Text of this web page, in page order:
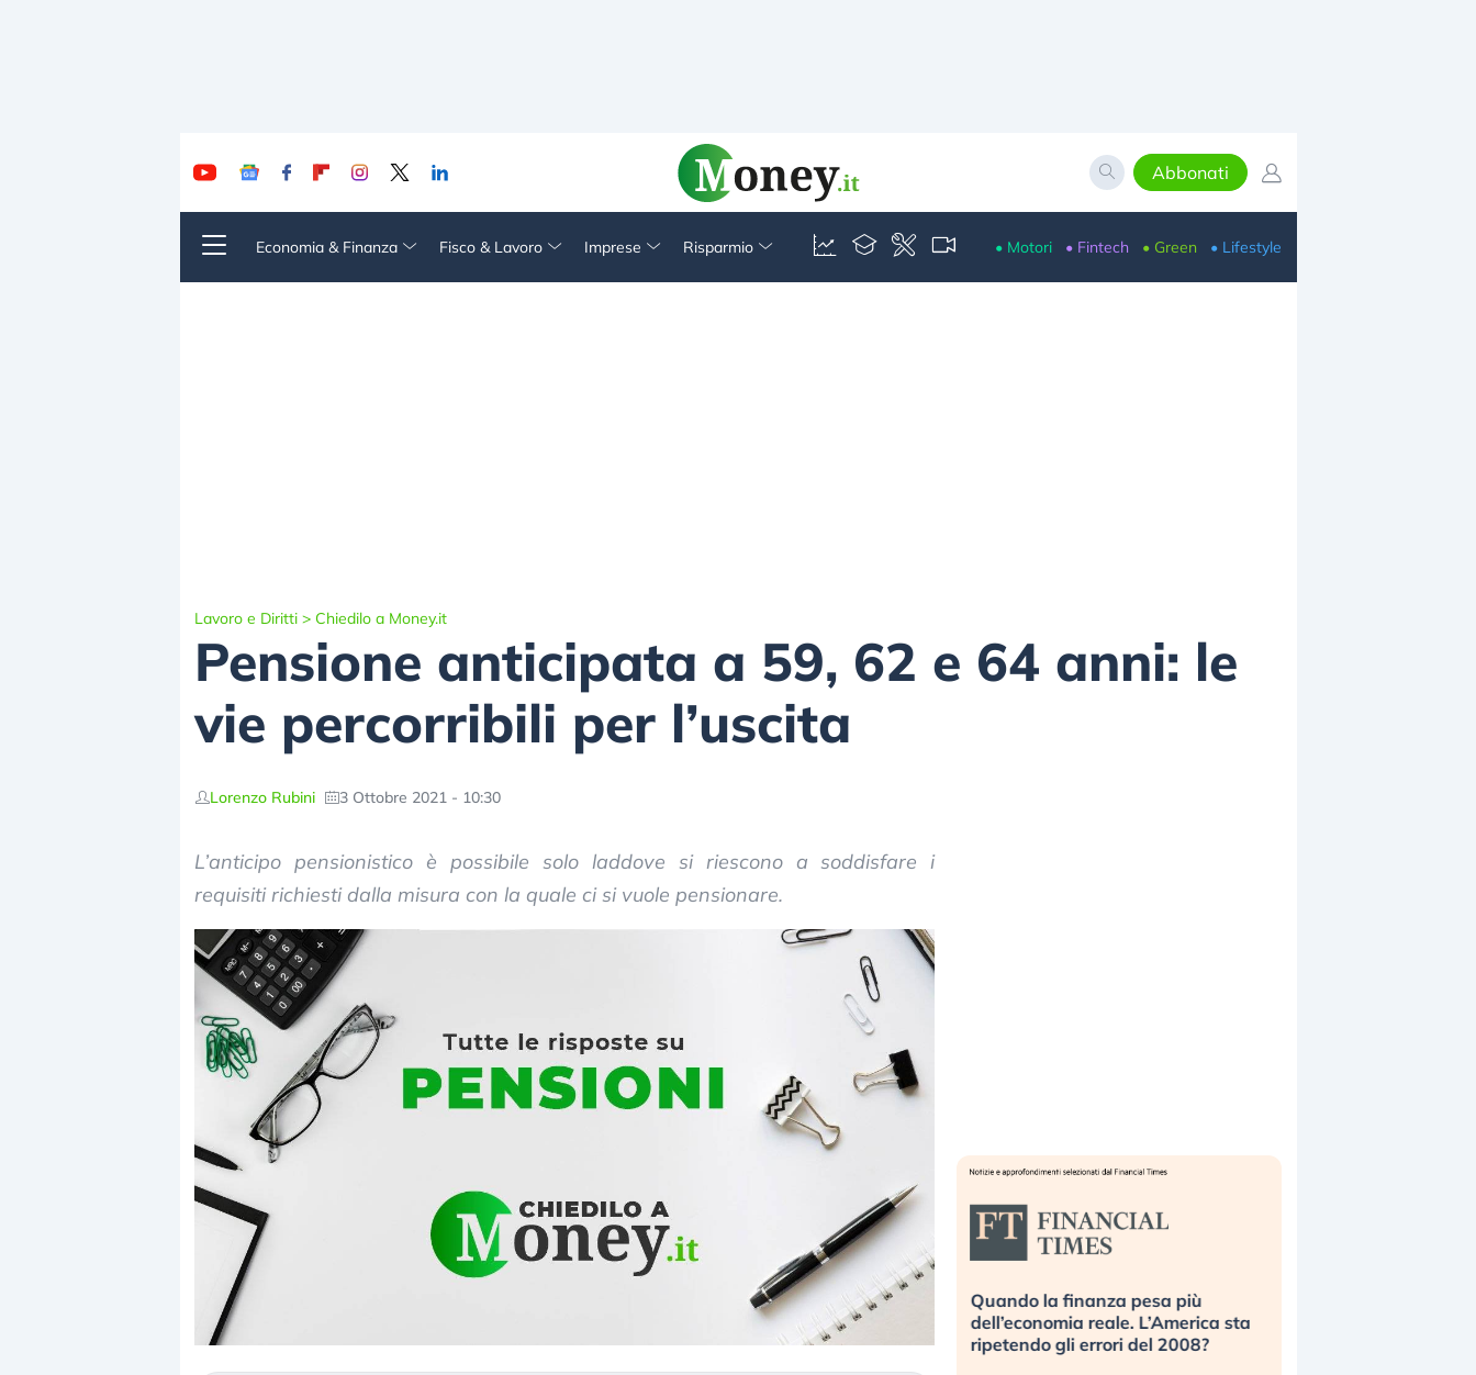
Abbonati
Economia & Finanza Fisco & Lavoro Imprese Risparmio • Motori • Fintech • Green • Lifestyle
Lavoro e Diritti > Chiedilo a Money.it
Pensione anticipata a 59, 62 e 64 anni: le
vie percorribili per l’uscita
Lorenzo Rubini 3 Ottobre 2021 - 10:30
L’anticipo pensionistico è possibile solo laddove si riescono a soddisfare i
requisiti richiesti dalla misura con la quale ci si vuole pensionare.
repricing degli asset?
«La mia vita è rovinata». Investitori
in preda al panico dopo lo scoppio
della bolla AI
Quando la finanza pesa più
dell’economia reale. L’America sta
ripetendo gli errori del 2008?